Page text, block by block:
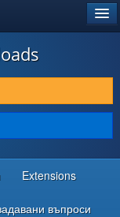
Extensions
въпроси